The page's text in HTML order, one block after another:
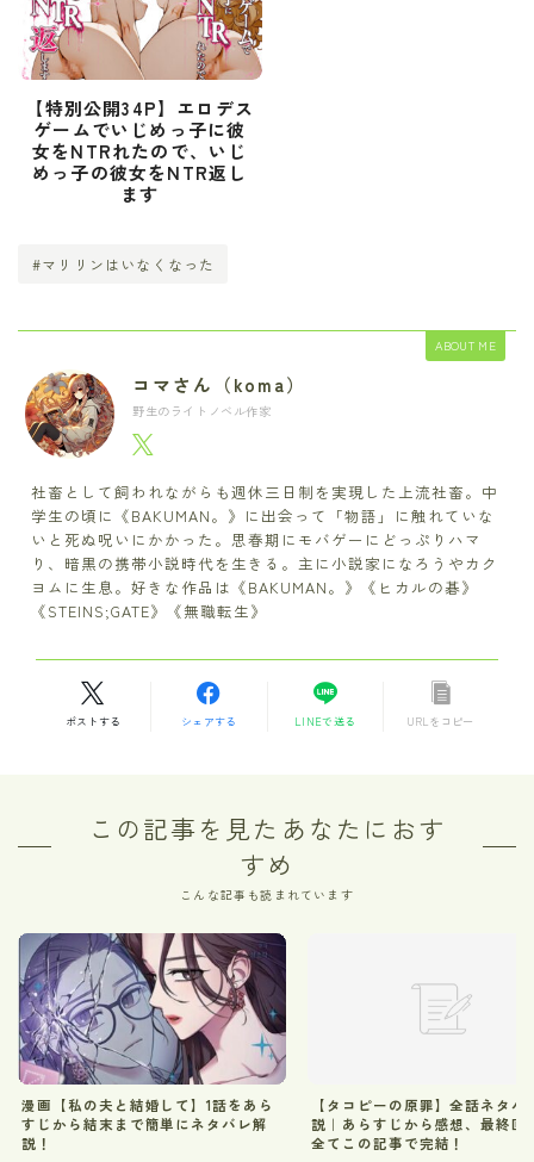
【特別公開34P】エロデス
ゲームでいじめっ子に彼
女をNTRれたので、いじ
めっ子の彼女をNTR返し
ます
#マリリンはいなくなった
ABOUT ME
コマさん（koma）
野生のライトノベル作家
社畜として飼われながらも週休三日制を実現した上流社畜。中
学生の頃に《BAKUMAN。》に出会って「物語」に触れていな
いと死ぬ呪いにかかった。思春期にモバゲーにどっぷりハマ
り、暗黒の携帯小説時代を生きる。主に小説家になろうやカク
ヨムに生息。好きな作品は《BAKUMAN。》《ヒカルの碁》
《STEINS;GATE》《無職転生》
ポストする シェアする LINEで送る URLをコピー
この記事を見たあなたにおす
すめ
こんな記事も読まれています
漫画【私の夫と結婚して】1話をあら
すじから結末まで簡単にネタバレ解
説！
【タコピーの原罪】全話ネタバ
説｜あらすじから感想、最終回
全てこの記事で完結！